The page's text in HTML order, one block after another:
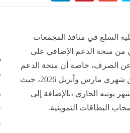
السلع في منافذ المجمعات
من منحة الدعم الإضافي على
عن الصرف، خاصة أن منحة الدعم
الإضافي للأسر الأكثر احتياجا تتضمن شهري مارس وأبريل 2026، حيث
يونيه الجاري ،بالإضافة إلى
البطاقات التموينية.